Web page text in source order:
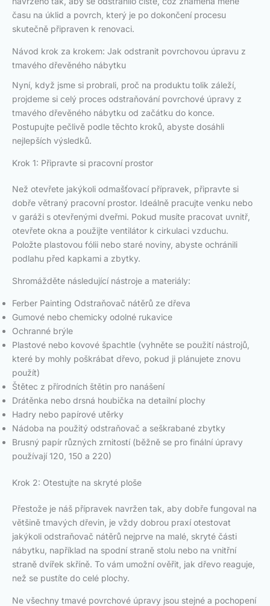
času na úklid a povrch, který je po dokončení procesu
skutečně připraven k renovaci.
Návod krok za krokem: Jak odstranit povrchovou úpravu z
tmavého dřevěného nábytku
Nyní, když jsme si probrali, proč na produktu tolik záleží,
projdeme si celý proces odstraňování povrchové úpravy z
tmavého dřevěného nábytku od začátku do konce.
Postupujte pečlivě podle těchto kroků, abyste dosáhli
nejlepších výsledků.
Krok 1: Připravte si pracovní prostor
Než otevřete jakýkoli odmašťovací přípravek, připravte si
dobře větraný pracovní prostor. Ideálně pracujte venku nebo
v garáži s otevřenými dveřmi. Pokud musíte pracovat uvnitř,
otevřete okna a použijte ventilátor k cirkulaci vzduchu.
Položte plastovou fólii nebo staré noviny, abyste ochránili
podlahu před kapkami a zbytky.
Shromážděte následující nástroje a materiály:
Ferber Painting Odstraňovač nátěrů ze dřeva
Gumové nebo chemicky odolné rukavice
Ochranné brýle
Plastové nebo kovové špachtle (vyhněte se použití nástrojů,
které by mohly poškrábat dřevo, pokud ji plánujete znovu
použít)
Štětec z přírodních štětin pro nanášení
Drátěnka nebo drsná houbička na detailní plochy
Hadry nebo papírové utěrky
Nádoba na použitý odstraňovač a seškrabané zbytky
Brusný papír různých zrnitostí (běžně se pro finální úpravy
používají 120, 150 a 220)
Krok 2: Otestujte na skryté ploše
Přestože je náš přípravek navržen tak, aby dobře fungoval na
většině tmavých dřevin, je vždy dobrou praxí otestovat
jakýkoli odstraňovač nátěrů nejprve na malé, skryté části
nábytku, například na spodní straně stolu nebo na vnitřní
straně dvířek skříně. To vám umožní ověřit, jak dřevo reaguje,
než se pustíte do celé plochy.
Ne všechny tmavé povrchové úpravy jsou stejné a pochopení